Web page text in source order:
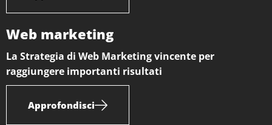
Web marketing
La Strategia di Web Marketing vincente per
raggiungere importanti risultati
Approfondisci